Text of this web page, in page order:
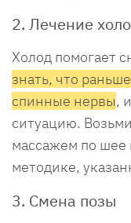
2. Лечение
Холод помогает
знать, что
спинные нервы,
ситуацию.
массажем по
методике,
3. Смена позы